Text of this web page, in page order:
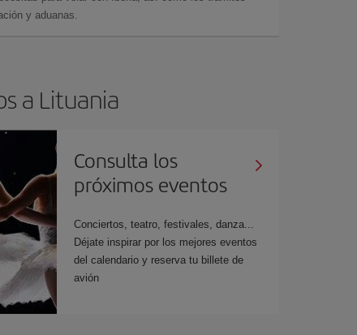
y aduanas.
a Lituania
Consulta los
próximos eventos
Conciertos, teatro, festivales, danza...
Déjate inspirar por los mejores eventos
del calendario y reserva tu billete de
avión